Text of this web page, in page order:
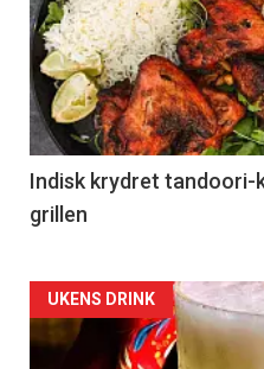
Indisk krydret tandoori-
grillen
Forsiden
akkurat
UKENS DRINK